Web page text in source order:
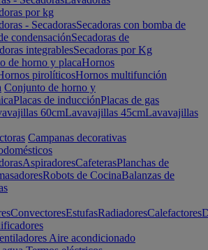
por kg
- SecadorasSecadoras con bomba de
condensaciónSecadoras de
integrablesSecadoras por Kg
de horno y placaHornos
pirolíticosHornos multifunción
Conjunto de horno y
Placas de inducciónPlacas de gas
60cmLavavajillas 45cmLavavajillas
Campanas decorativas
AspiradoresCafeterasPlanchas de
Robots de CocinaBalanzas de
ConvectoresEstufasRadiadoresCalefactores
Aire acondicionado